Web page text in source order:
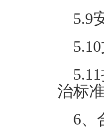
5.9
治标
6、